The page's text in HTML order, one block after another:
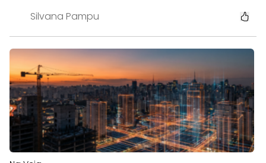
Silvana Pampu